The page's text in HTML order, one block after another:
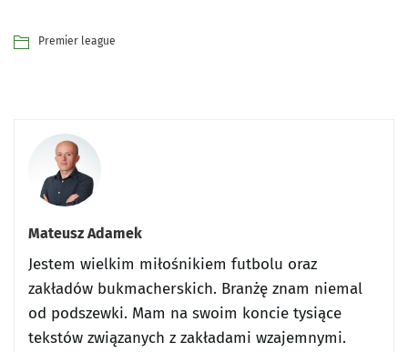
Premier league
Mateusz Adamek
Jestem wielkim miłośnikiem futbolu oraz
zakładów bukmacherskich. Branżę znam niemal
od podszewki. Mam na swoim koncie tysiące
tekstów związanych z zakładami wzajemnymi.